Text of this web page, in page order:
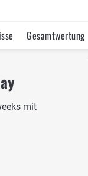
Gesamtwertung
mit